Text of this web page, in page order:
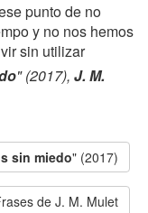
punto de no
y no nos hemos
sin utilizar
" (2017), J. M.
sin miedo" (2017)
de J. M. Mulet